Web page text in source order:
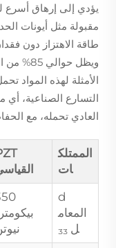
يؤدي إلى إرهاق أسرع
مقبولة مثل أيونات
طاقة الاهتزاز دون
ويظل
الأمثلة لهذه المواد
العادي تحمله، مع
الممتلك
ات
d
المعام
ل ₃₃